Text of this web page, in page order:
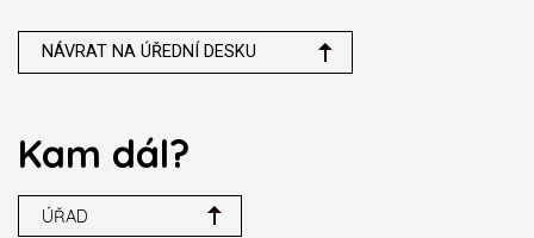
NÁVRAT NA ÚŘEDNÍ DESKU
Kam dál?
ÚŘAD